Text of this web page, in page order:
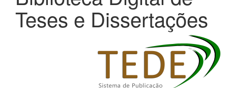
Teses e Dissertações